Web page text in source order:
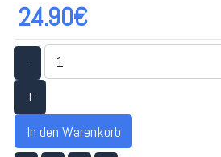
24.90€
-
+
In den Warenkorb